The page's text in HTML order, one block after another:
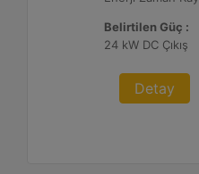
Belirtilen Güç :
24 kW DC Çıkış
Detay